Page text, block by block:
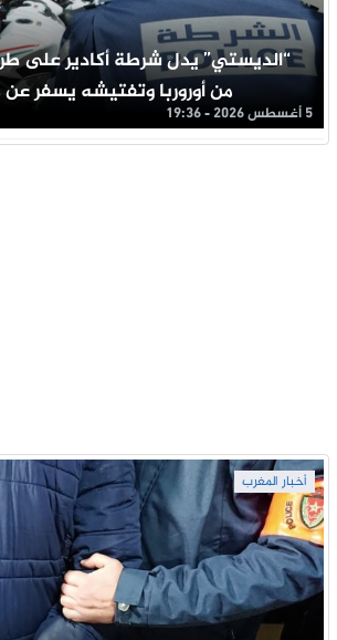
“الديستي” يدل شرطة أكادير على
من أوروربا وتفتيشه يسفر عن
5 أغسطس 2026 - 19:36
أخبار المغرب